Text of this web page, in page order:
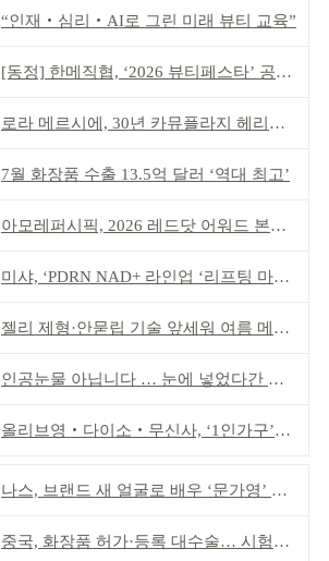
“인재‧심리‧AI로 그린 미래 뷰티 교육”
[동정] 한메직협, ‘2026 뷰티페스타’ 공동 주최
로라 메르시에, 30년 카뮤플라지 헤리티지 담아
7월 화장품 수출 13.5억 달러 ‘역대 최고’
아모레퍼시픽, 2026 레드닷 어워드 본상 2개 수상
미샤, ‘PDRN NAD+ 라인업 ‘리프팅 마스크’ 출시
젤리 제형·안묻립 기술 앞세워 여름 메이크업 시장 공략
인공눈물 아닙니다 … 눈에 넣었다간 각막 손상
올리브영‧다이소‧무신사, ‘1인가구’가 이끈다
나스, 브랜드 새 얼굴로 배우 ‘문가영’ 발탁
중국, 화장품 허가·등록 대수술… 시험자료 공용 허용